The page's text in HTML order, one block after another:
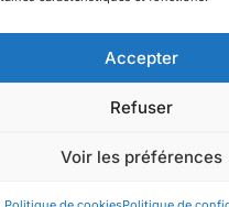
Accepter
Refuser
Voir les préférences
réservés.